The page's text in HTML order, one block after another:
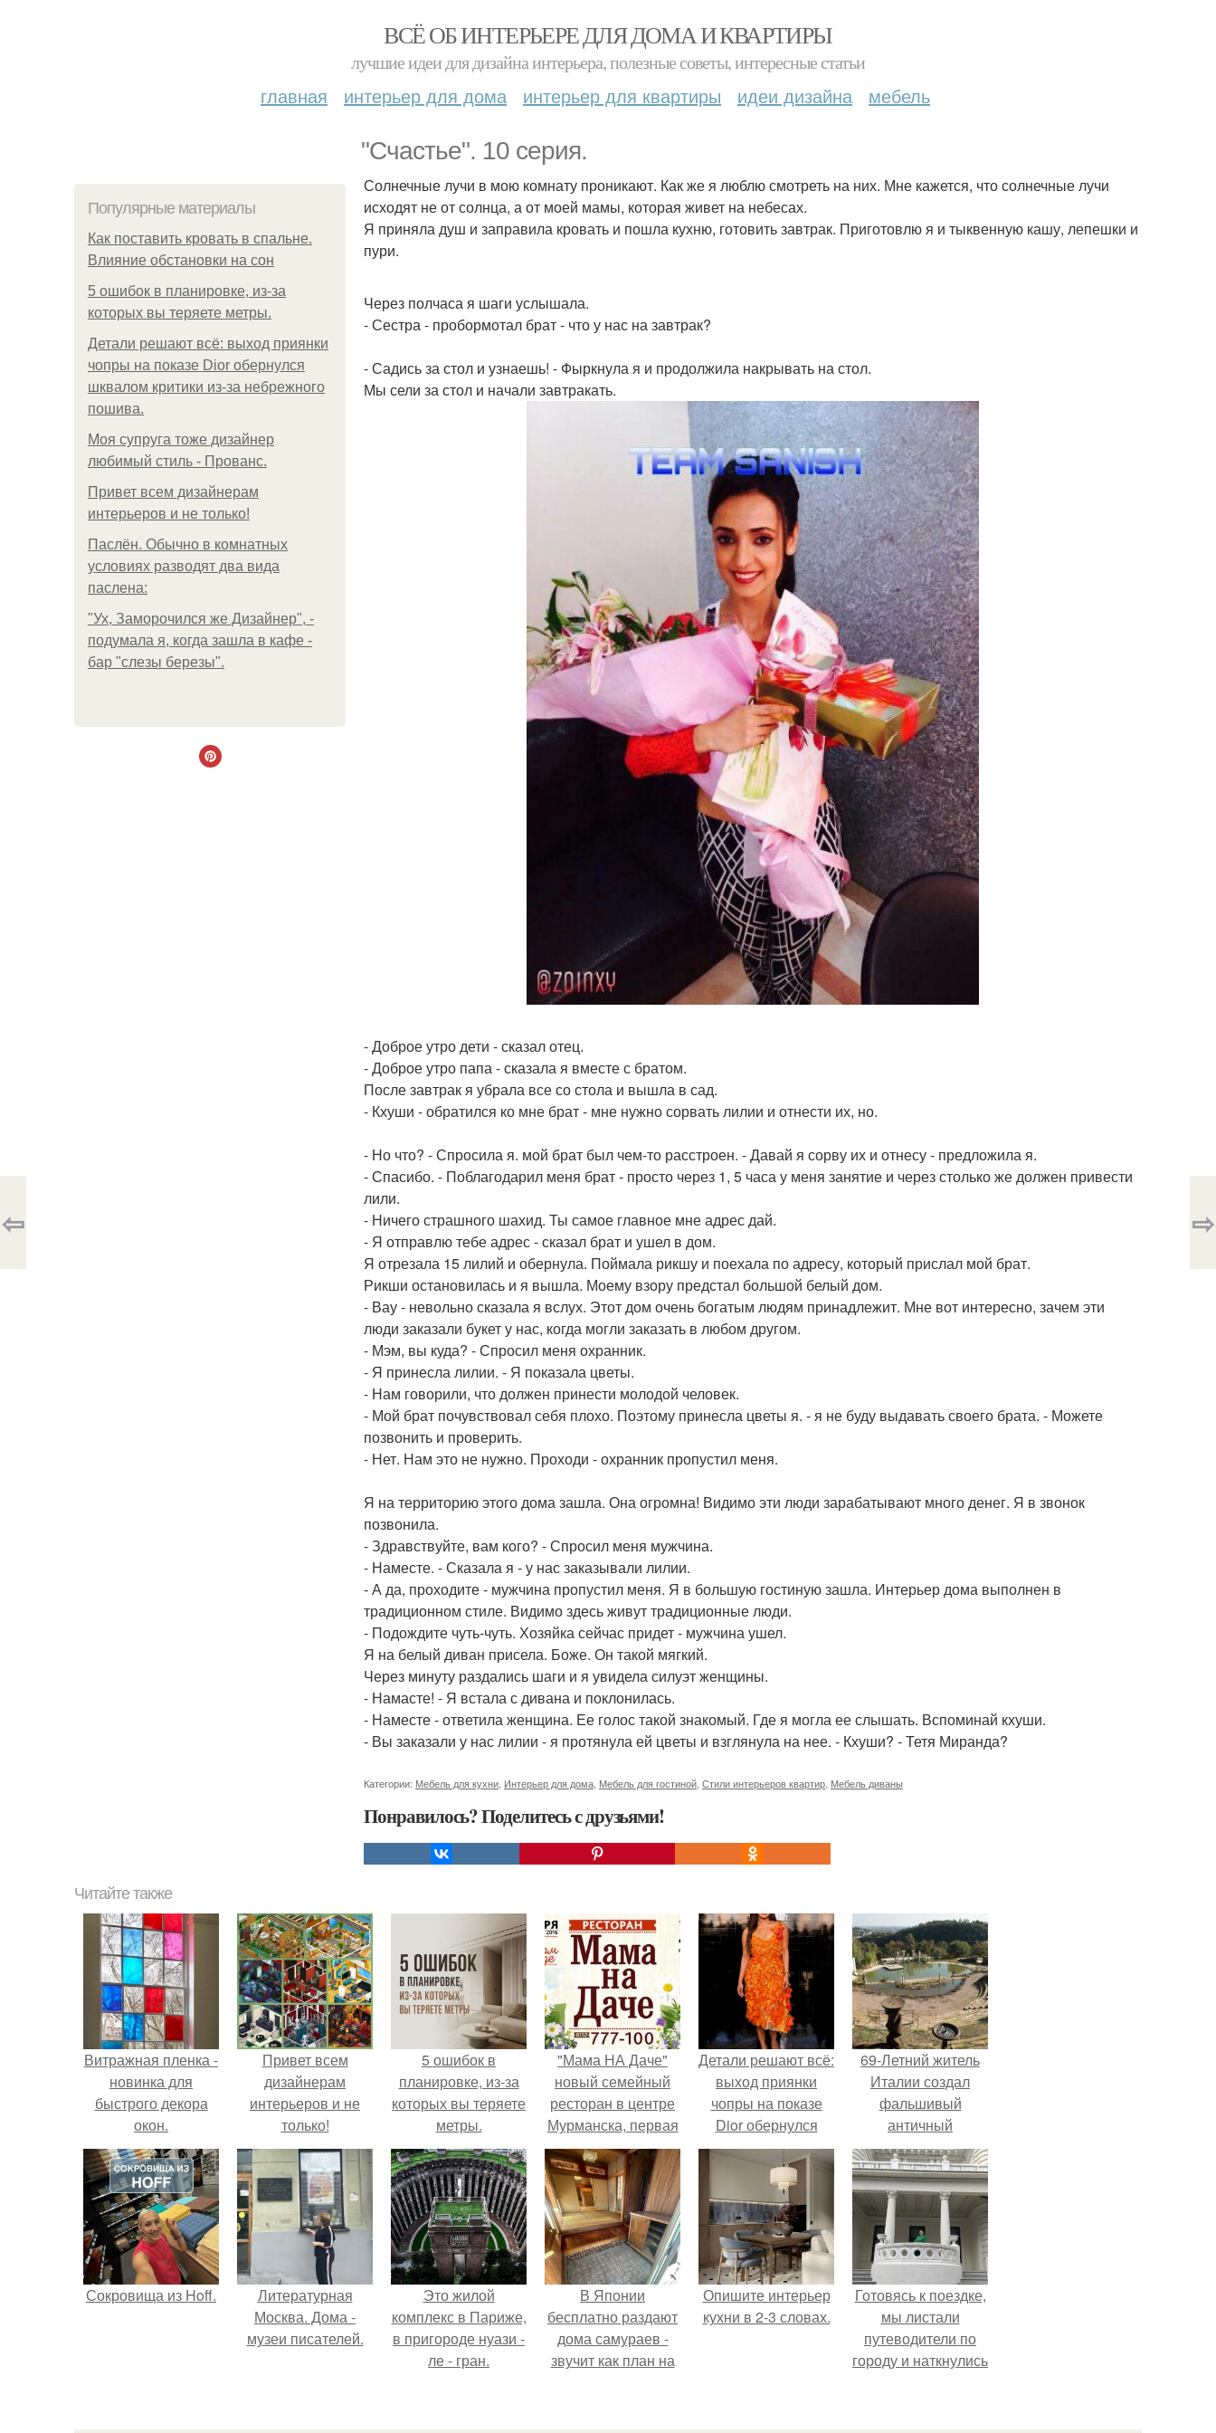
ВСЁ ОБ ИНТЕРЬЕРЕ ДЛЯ ДОМА И КВАРТИРЫ
лучшие идеи для дизайна интерьера, полезные советы, интересные статьи
главная интерьер для дома интерьер для квартиры идеи дизайна мебель
"Счастье". 10 серия.
Популярные материалы
Как поставить кровать в спальне.
Влияние обстановки на сон
5 ошибок в планировке, из-за
которых вы теряете метры.
Детали решают всё: выход приянки
чопры на показе Dior обернулся
шквалом критики из-за небрежного
пошива.
Моя супруга тоже дизайнер
любимый стиль - Прованс.
Привет всем дизайнерам
интерьеров и не только!
Паслён. Обычно в комнатных
условиях разводят два вида
паслена:
"Ух, Заморочился же Дизайнер", -
подумала я, когда зашла в кафе -
бар "слезы березы".
Солнечные лучи в мою комнату проникают. Как же я люблю смотреть на них. Мне кажется, что солнечные лучи
исходят не от солнца, а от моей мамы, которая живет на небесах.
Я приняла душ и заправила кровать и пошла кухню, готовить завтрак. Приготовлю я и тыквенную кашу, лепешки и
пури.
Через полчаса я шаги услышала.
- Сестра - пробормотал брат - что у нас на завтрак?
- Садись за стол и узнаешь! - Фыркнула я и продолжила накрывать на стол.
Мы сели за стол и начали завтракать.
- Доброе утро дети - сказал отец.
- Доброе утро папа - сказала я вместе с братом.
После завтрак я убрала все со стола и вышла в сад.
- Кхуши - обратился ко мне брат - мне нужно сорвать лилии и отнести их, но.
- Но что? - Спросила я. мой брат был чем-то расстроен. - Давай я сорву их и отнесу - предложила я.
- Спасибо. - Поблагодарил меня брат - просто через 1, 5 часа у меня занятие и через столько же должен привести
лили.
- Ничего страшного шахид. Ты самое главное мне адрес дай.
- Я отправлю тебе адрес - сказал брат и ушел в дом.
Я отрезала 15 лилий и обернула. Поймала рикшу и поехала по адресу, который прислал мой брат.
Рикши остановилась и я вышла. Моему взору предстал большой белый дом.
- Вау - невольно сказала я вслух. Этот дом очень богатым людям принадлежит. Мне вот интересно, зачем эти
люди заказали букет у нас, когда могли заказать в любом другом.
- Мэм, вы куда? - Спросил меня охранник.
- Я принесла лилии. - Я показала цветы.
- Нам говорили, что должен принести молодой человек.
- Мой брат почувствовал себя плохо. Поэтому принесла цветы я. - я не буду выдавать своего брата. - Можете
позвонить и проверить.
- Нет. Нам это не нужно. Проходи - охранник пропустил меня.
Я на территорию этого дома зашла. Она огромна! Видимо эти люди зарабатывают много денег. Я в звонок
позвонила.
- Здравствуйте, вам кого? - Спросил меня мужчина.
- Наместе. - Сказала я - у нас заказывали лилии.
- А да, проходите - мужчина пропустил меня. Я в большую гостиную зашла. Интерьер дома выполнен в
традиционном стиле. Видимо здесь живут традиционные люди.
- Подождите чуть-чуть. Хозяйка сейчас придет - мужчина ушел.
Я на белый диван присела. Боже. Он такой мягкий.
Через минуту раздались шаги и я увидела силуэт женщины.
- Намасте! - Я встала с дивана и поклонилась.
- Наместе - ответила женщина. Ее голос такой знакомый. Где я могла ее слышать. Вспоминай кхуши.
- Вы заказали у нас лилии - я протянула ей цветы и взглянула на нее. - Кхуши? - Тетя Миранда?
Категории: Мебель для кухни Интерьер для дома Мебель для гостиной Стили интерьеров квартир Мебель диваны
Понравилось? Поделитесь с друзьями!
⇦ ⇨
Читайте также
Витражная пленка -
новинка для
быстрого декора
окон.
Привет всем
дизайнерам
интерьеров и не
только!
5 ошибок в
планировке, из-за
которых вы теряете
метры.
"Мама НА Даче"
новый семейный
ресторан в центре
Мурманска, первая
уникальная
митерия в городе.
Детали решают всё:
выход приянки
чопры на показе
Dior обернулся
шквалом критики
из-за небрежного
пошива.
69-Летний житель
Италии создал
фальшивый
античный
амфитеатр и
долгое время
успешно выдавал
его за настоящее
историческое
наследие.
Сокровища из Hoff.
Литературная
Москва. Дома -
музеи писателей.
Это жилой
комплекс в Париже,
в пригороде нуази -
ле - гран.
В Японии
бесплатно раздают
дома самураев -
звучит как план на
Опишите интерьер
кухни в 2-3 словах.
Готовясь к поездке,
мы листали
путеводители по
городу и наткнулись